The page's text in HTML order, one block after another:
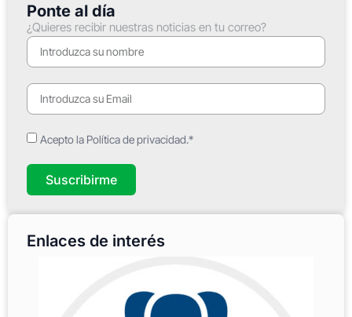
Ponte al día
¿Quieres recibir nuestras noticias en tu correo?
Acepto la Política de privacidad.*
Suscribirme
Enlaces de interés